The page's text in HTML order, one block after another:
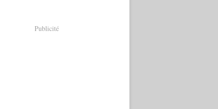
Publicité